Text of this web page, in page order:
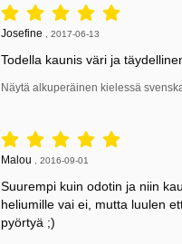
Arvostelu: 5 tähdet / 5,
Arvostelun kirjoittaja:
Josefine 2017-06-13
Todella kaunis väri ja
Näytä alkuperäinen kielessä
Arvostelu: 5 tähdet / 5,
Arvostelun kirjoittaja:
Malou 2016-09-01
Suurempi kuin odotin ja niin
heliumille vai ei, mutta luulen
pyörtyä ;)